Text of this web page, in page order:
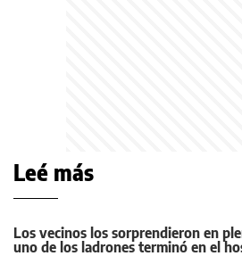
Leé más
Los vecinos los sorprendieron en
uno de los ladrones terminó en el